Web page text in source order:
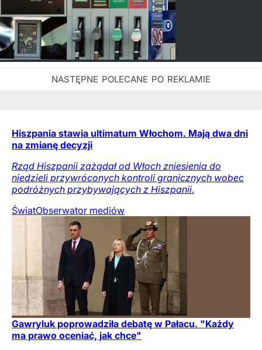
Hiszpania stawia ultimatum Włochom. Mają dwa dni
na zmianę decyzji
Rząd Hiszpanii zażądał od Włoch zniesienia do
niedzieli przywróconych kontroli granicznych wobec
podróżnych przybywających z Hiszpanii.
ŚwiatObserwator mediów
Gawryluk poprowadziła debatę w Pałacu. "Każdy
ma prawo oceniać, jak chce"